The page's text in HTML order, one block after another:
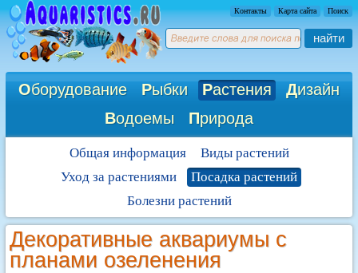
Контакты Карта сайта Поиск
найти
Оборудование Рыбки Растения Дизайн
Водоемы Природа
Общая информация
Виды растений
Уход за растениями
Посадка растений
Болезни растений
Декоративные аквариумы с
планами озеленения